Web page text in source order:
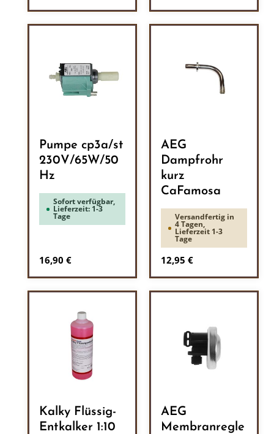
Pumpe cp3a/st
230V/65W/50
Hz
Sofort verfügbar,
Lieferzeit: 1-3
Tage
Regulärer Preis:
16,90 €
AEG
Dampfrohr
kurz
CaFamosa
Versandfertig in
4 Tagen,
Lieferzeit 1-3
Tage
Regulärer Preis:
12,95 €
Kalky Flüssig-
Entkalker 1:10
AEG
Membranregle